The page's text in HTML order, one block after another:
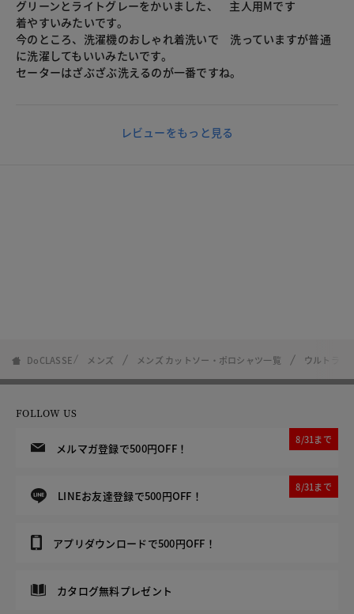
グリーンとライトグレーをかいました、 主人用Mです
着やすいみたいです。
今のところ、洗濯機のおしゃれ着洗いで 洗っていますが普通
に洗濯してもいいみたいです。
セーターはざぶざぶ洗えるのが一番ですね。
レビューをもっと見る
DoCLASSE メンズ メンズ カットソー・ポロシャツ一覧 ウルトラソ
FOLLOW US
メルマガ登録で500円OFF！
8/31まで
LINEお友達登録で500円OFF！
8/31まで
アプリダウンロードで500円OFF！
カタログ無料プレゼント